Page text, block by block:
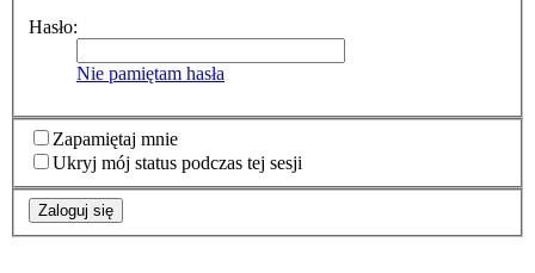
Hasło:
Nie pamiętam hasła
Zapamiętaj mnie
Ukryj mój status podczas tej sesji